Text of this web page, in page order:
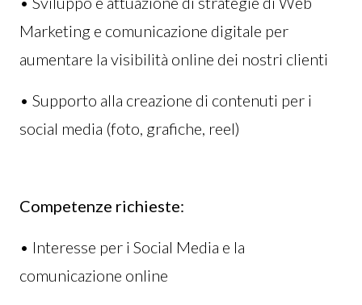
Marketing e comunicazione digitale per
aumentare la visibilità online dei nostri clienti
• Supporto alla creazione di contenuti per i
social media (foto, grafiche, reel)
Competenze richieste:
• Interesse per i Social Media e la
comunicazione online